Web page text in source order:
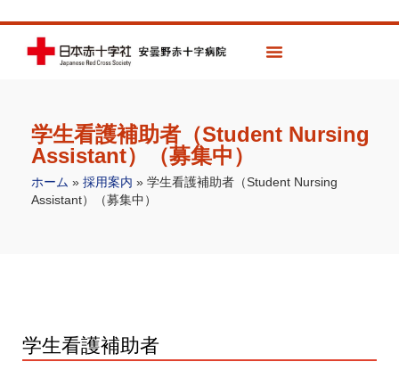
学生看護補助者（Student Nursing
Assistant）（募集中）
ホーム » 採用案内 » 学生看護補助者（Student Nursing
Assistant）（募集中）
学生看護補助者